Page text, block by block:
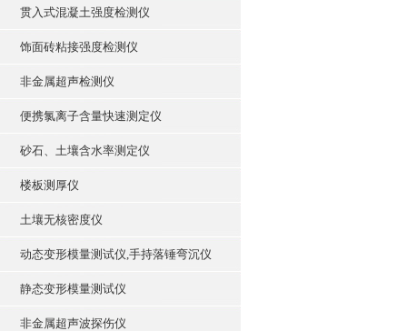
贯入式混凝土强度检测仪
饰面砖粘接强度检测仪
非金属超声检测仪
便携氯离子含量快速测定仪
砂石、土壤含水率测定仪
楼板测厚仪
土壤无核密度仪
动态变形模量测试仪,手持落锤弯沉仪
静态变形模量测试仪
非金属超声波探伤仪